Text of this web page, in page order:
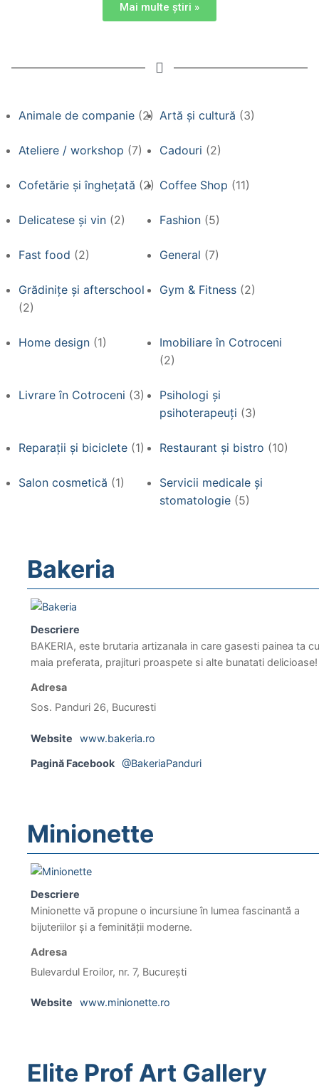
Mai multe știri »
Animale de companie (2) Artă și cultură (3)
Ateliere / workshop (7) Cadouri (2)
Cofetărie și înghețată (2) Coffee Shop (11)
Delicatese și vin (2) Fashion (5)
Fast food (2) General (7)
Grădinițe și afterschool
(2)
Gym & Fitness (2)
Home design (1)
Imobiliare în Cotroceni
(2)
Livrare în Cotroceni (3)
Psihologi și
psihoterapeuți (3)
Reparații și biciclete (1) Restaurant și bistro (10)
Salon cosmetică (1)
Servicii medicale și
stomatologie (5)
Bakeria
Descriere
BAKERIA, este brutaria artizanala in care gasesti painea ta cu
maia preferata, prajituri proaspete si alte bunatati delicioase!
Adresa
Sos. Panduri 26, Bucuresti
Website www.bakeria.ro
Pagină Facebook @BakeriaPanduri
Minionette
Descriere
Minionette vă propune o incursiune în lumea fascinantă a
bijuteriilor și a feminității moderne.
Adresa
Bulevardul Eroilor, nr. 7, București
Website www.minionette.ro
Elite Prof Art Gallery